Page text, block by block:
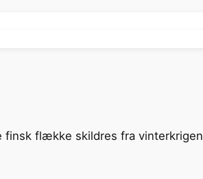
n
finsk flække skildres fra